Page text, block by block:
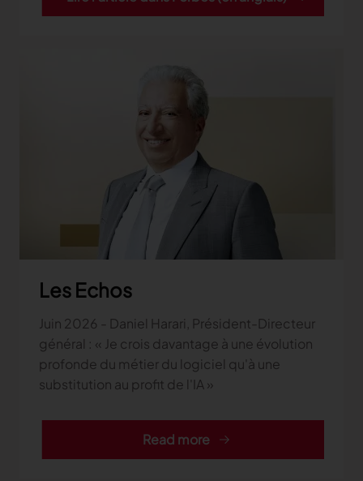
Les Echos
Juin 2026 - Daniel Harari, Président-Directeur
général : « Je crois davantage à une évolution
profonde du métier du logiciel qu'à une
substitution au profit de l'IA »
Read more